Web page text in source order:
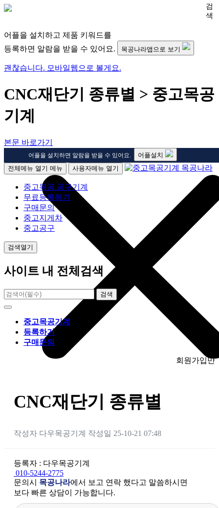
어플을 설치하고 제품 키워드를
등록하면 알람을 받을 수 있어요.
목공나라앱으로 보기
괜찮습니다. 모바일웹으로 볼게요.
CNC재단기 종류별 > 중고목공
기계
본문 바로가기
어플을 설치하면 알람을 받을 수 있어요.
어플설치
전체메뉴 열기 메뉴 사용자메뉴 열기
중고목공.공구기계
무료등록하기
구매문의
중고지게차
중고공구
검색열기
사이트 내 전체검색
검색
중고목공기계
등록하기
구매문의
회원가입만 하시
CNC재단기 종류별
작성자 다우목공기계 작성일 25-10-21 07:48
등록자 : 다우목공기계
010-5244-2775
문의시 목공나라에서 보고 연락 했다고 말씀하시면
보다 빠른 상담이 가능합니다.
검
색